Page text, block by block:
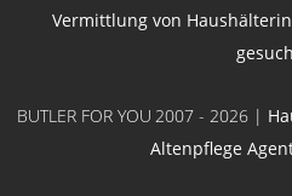
Vermittlung von
BUTLER FOR YOU 2007 - 2026 |
Altenpflege